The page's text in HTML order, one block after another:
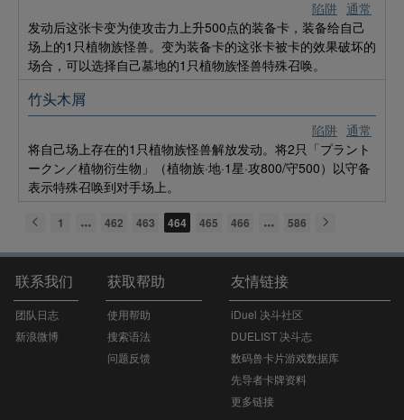
陷阱 通常
发动后这张卡变为使攻击力上升500点的装备卡，装备给自己
场上的1只植物族怪兽。变为装备卡的这张卡被卡的效果破坏的
场合，可以选择自己墓地的1只植物族怪兽特殊召唤。
陷阱 通常
竹头木屑
将自己场上存在的1只植物族怪兽解放发动。将2只「プラント
ークン／植物衍生物」（植物族·地·1星·攻800/守500）以守备
表示特殊召唤到对手场上。
1 462 463 464 465 466 586
联系我们
团队日志
新浪微博
获取帮助
使用帮助
搜索语法
问题反馈
友情链接
iDuel 决斗社区
DUELIST 决斗志
数码兽卡片游戏数据库
先导者卡牌资料
更多链接